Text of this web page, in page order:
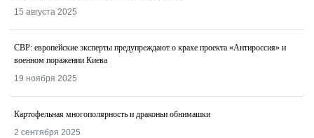
15 августа 2025
СВР: европейские эксперты предупреждают о крахе проекта «Антироссия» и
военном поражении Киева
19 ноября 2025
Картофельная многополярность и драконьи обнимашки
2 сентября 2025